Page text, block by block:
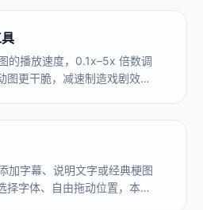
的播放速度，0.1x–5x 倍数调
图更干脆，减速制造戏剧效
加字幕、说明文字或经典梗图
择字体、自由拖动位置，本地